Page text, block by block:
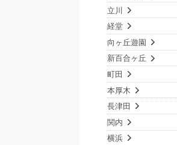
立川
経堂
向ヶ丘遊園
新百合ヶ丘
町田
本厚木
長津田
関内
横浜